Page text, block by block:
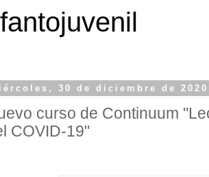
30 de diciembre de 2020
curso de Continuum
COVID-19"